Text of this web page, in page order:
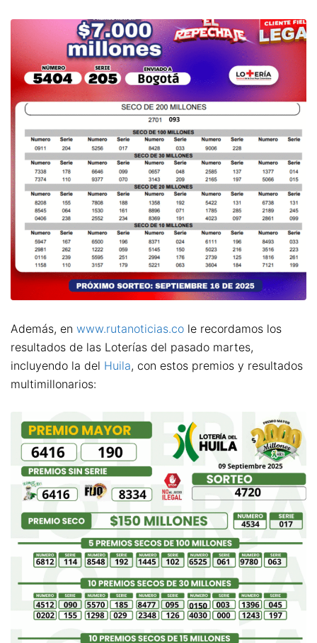
Además, en www.rutanoticias.co le recordamos los
resultados de las Loterías del pasado martes,
incluyendo la del Huila, con estos premios y resultados
multimillonarios: